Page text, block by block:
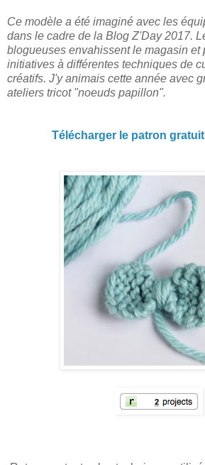
Ce modèle a été imaginé avec les
dans le cadre de la Blog Z'Day 2017.
blogueuses envahissent le magasin et
initiatives à différentes techniques de
créatifs. J'y animais cette année avec
ateliers tricot "noeuds papillon".
Télécharger le patron